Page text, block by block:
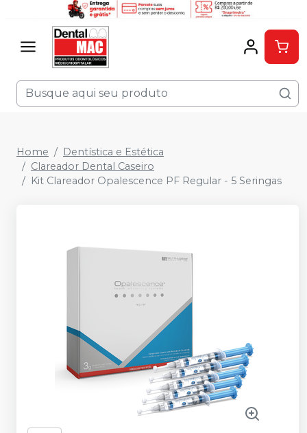
Home
Dentística e Estética
Clareador Dental Caseiro
Kit Clareador Opalescence PF Regular - 5 Seringas